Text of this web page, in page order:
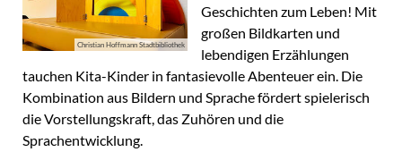
Christian Hoffmann Stadtbibliothek
Geschichten zum Leben! Mit
großen Bildkarten und
lebendigen Erzählungen
tauchen Kita-Kinder in fantasievolle Abenteuer ein. Die
Kombination aus Bildern und Sprache fördert spielerisch
die Vorstellungskraft, das Zuhören und die
Sprachentwicklung.